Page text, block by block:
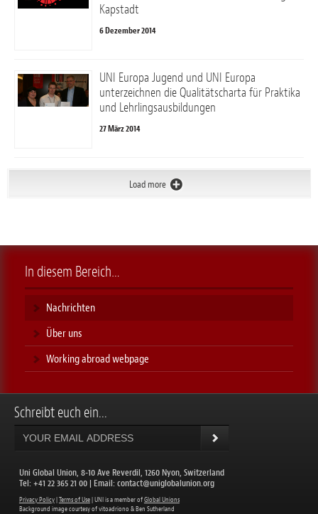
Kapstadt
6 Dezember 2014
UNI Europa Jugend und UNI Europa
unterzeichnen die Qualitätscharta für Praktika
und Lehrlingsausbildungen
27 März 2014
Load more
Schreibt euch ein...
Uni Global Union, 8-10 Ave Reverdil, 1260 Nyon, Switzerland
​Tel: +41 22 365 21 00 | Email: contact@uniglobalunion.org
Privacy Policy| Terms of Use| UNI is a member of Global Unions
​Background image courtesy of vitoadriono & Ben Sutherland
In diesem Bereich…
Nachrichten
Über uns
Working abroad webpage